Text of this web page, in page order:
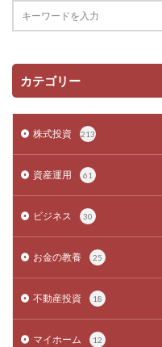
カテゴリー
株式投資 213
資産運用 61
ビジネス 30
お金の教養 25
不動産投資 18
マイホーム 12